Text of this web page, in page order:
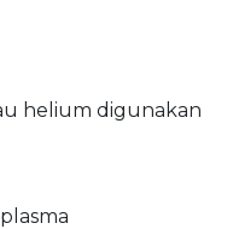
helium digunakan